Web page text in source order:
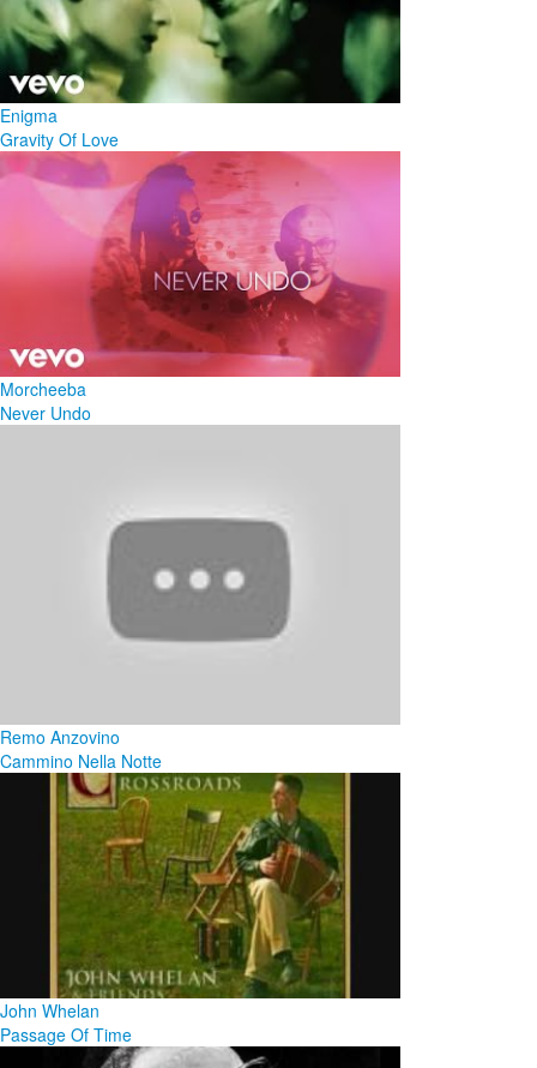
Enigma
Gravity Of Love
Morcheeba
Never Undo
Remo Anzovino
Cammino Nella Notte
John Whelan
Passage Of Time